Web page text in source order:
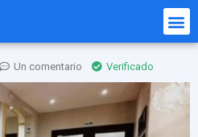
Un comentario Verificado